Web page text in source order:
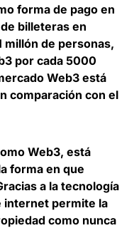
forma de pago en
billeteras en
millón de personas,
por cada 5000
Web3 está
comparación con el
Web3, está
forma en que
a la tecnología
internet permite la
como nunca